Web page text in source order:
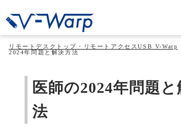
リモートデスクトップ・リモートアクセスUSB V-Warp
2024年問題と解決方法
医師の2024年問題
法